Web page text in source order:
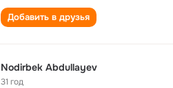
Добавить в друзья
Nodirbek Abdullayev
31 год